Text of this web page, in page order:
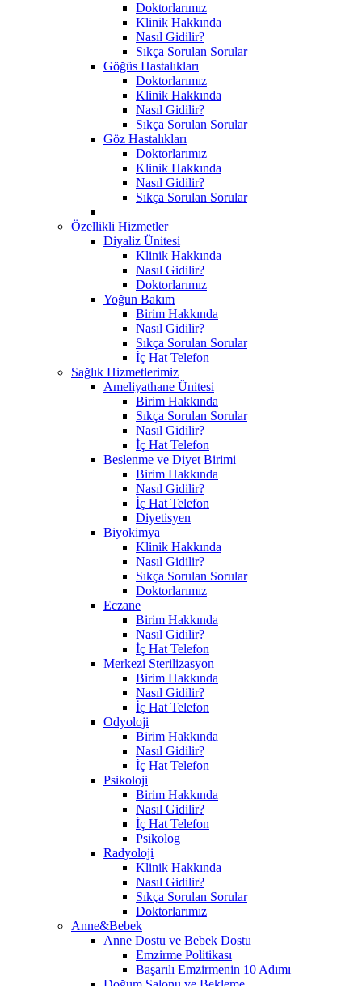
Doktorlarımız
Klinik Hakkında
Nasıl Gidilir?
Sıkça Sorulan Sorular
Göğüs Hastalıkları
Doktorlarımız
Klinik Hakkında
Nasıl Gidilir?
Sıkça Sorulan Sorular
Göz Hastalıkları
Doktorlarımız
Klinik Hakkında
Nasıl Gidilir?
Sıkça Sorulan Sorular
Özellikli Hizmetler
Diyaliz Ünitesi
Klinik Hakkında
Nasıl Gidilir?
Doktorlarımız
Yoğun Bakım
Birim Hakkında
Nasıl Gidilir?
Sıkça Sorulan Sorular
İç Hat Telefon
Sağlık Hizmetlerimiz
Ameliyathane Ünitesi
Birim Hakkında
Sıkça Sorulan Sorular
Nasıl Gidilir?
İç Hat Telefon
Beslenme ve Diyet Birimi
Birim Hakkında
Nasıl Gidilir?
İç Hat Telefon
Diyetisyen
Biyokimya
Klinik Hakkında
Nasıl Gidilir?
Sıkça Sorulan Sorular
Doktorlarımız
Eczane
Birim Hakkında
Nasıl Gidilir?
İç Hat Telefon
Merkezi Sterilizasyon
Birim Hakkında
Nasıl Gidilir?
İç Hat Telefon
Odyoloji
Birim Hakkında
Nasıl Gidilir?
İç Hat Telefon
Psikoloji
Birim Hakkında
Nasıl Gidilir?
İç Hat Telefon
Psikolog
Radyoloji
Klinik Hakkında
Nasıl Gidilir?
Sıkça Sorulan Sorular
Doktorlarımız
Anne&Bebek
Anne Dostu ve Bebek Dostu
Emzirme Politikası
Başarılı Emzirmenin 10 Adımı